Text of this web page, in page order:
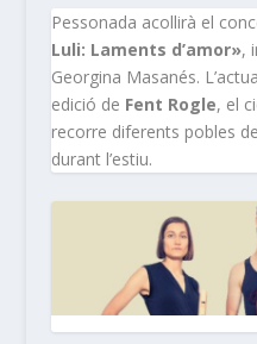
Pessonada acollirà el
Luli: Laments d’amor»,
Georgina Masanés.
edició de Fent Rogle, el
recorre diferents pobles
durant l’estiu.